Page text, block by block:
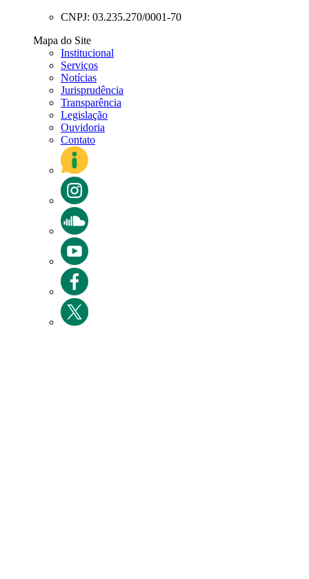
CNPJ: 03.235.270/0001-70
Mapa do Site
Institucional
Serviços
Notícias
Jurisprudência
Transparência
Legislação
Ouvidoria
Contato